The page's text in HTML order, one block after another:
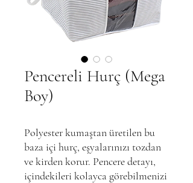
Pencereli Hurç (Mega
Boy)
Polyester kumaştan üretilen bu
baza içi hurç, eşyalarınızı tozdan
ve kirden korur. Pencere detayı,
içindekileri kolayca görebilmenizi